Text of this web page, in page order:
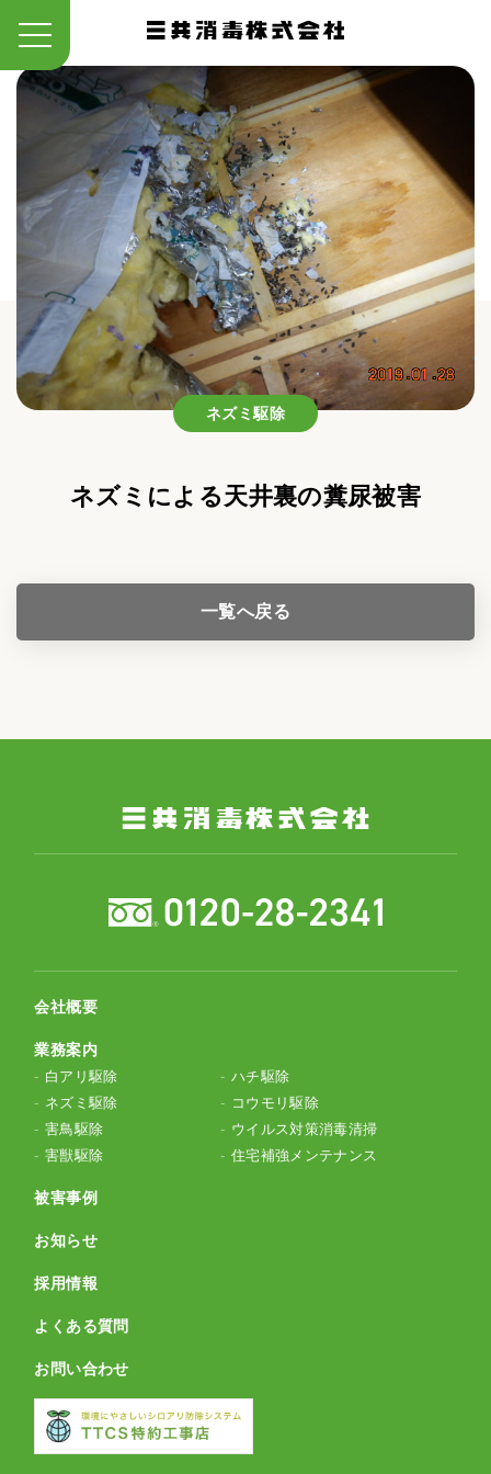
ネズミ駆除
ネズミによる天井裏の糞尿被害
一覧へ戻る
会社概要
業務案内
白アリ駆除
ハチ駆除
ネズミ駆除
コウモリ駆除
害鳥駆除
ウイルス対策消毒清掃
害獣駆除
住宅補強メンテナンス
被害事例
お知らせ
採用情報
よくある質問
お問い合わせ